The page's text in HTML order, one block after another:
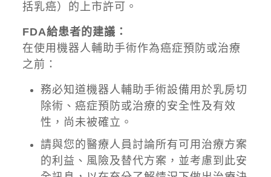
括乳癌）的上市許可。
FDA給患者的建議：
在使用機器人輔助手術作為癌症預防或治療
之前：
務必知道機器人輔助手術設備用於乳房切
除術、癌症預防或治療的安全性及有效
性，尚未被確立。
請與您的醫療人員討論所有可用治療方案
的利益、風險及替代方案，並考慮到此安